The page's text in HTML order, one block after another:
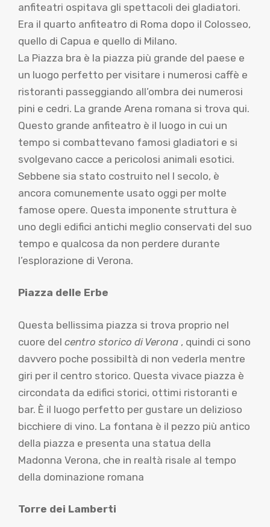
anfiteatri ospitava gli spettacoli dei gladiatori.
Era il quarto anfiteatro di Roma dopo il Colosseo,
quello di Capua e quello di Milano.
La Piazza bra è la piazza più grande del paese e
un luogo perfetto per visitare i numerosi caffè e
ristoranti passeggiando all’ombra dei numerosi
pini e cedri. La grande Arena romana si trova qui.
Questo grande anfiteatro è il luogo in cui un
tempo si combattevano famosi gladiatori e si
svolgevano cacce a pericolosi animali esotici.
Sebbene sia stato costruito nel I secolo, è
ancora comunemente usato oggi per molte
famose opere. Questa imponente struttura è
uno degli edifici antichi meglio conservati del suo
tempo e qualcosa da non perdere durante
l’esplorazione di Verona.
Piazza delle Erbe
Questa bellissima piazza si trova proprio nel
cuore del centro storico di Verona , quindi ci sono
davvero poche possibiltà di non vederla mentre
giri per il centro storico. Questa vivace piazza è
circondata da edifici storici, ottimi ristoranti e
bar. È il luogo perfetto per gustare un delizioso
bicchiere di vino. La fontana è il pezzo più antico
della piazza e presenta una statua della
Madonna Verona, che in realtà risale al tempo
della dominazione romana
Torre dei Lamberti